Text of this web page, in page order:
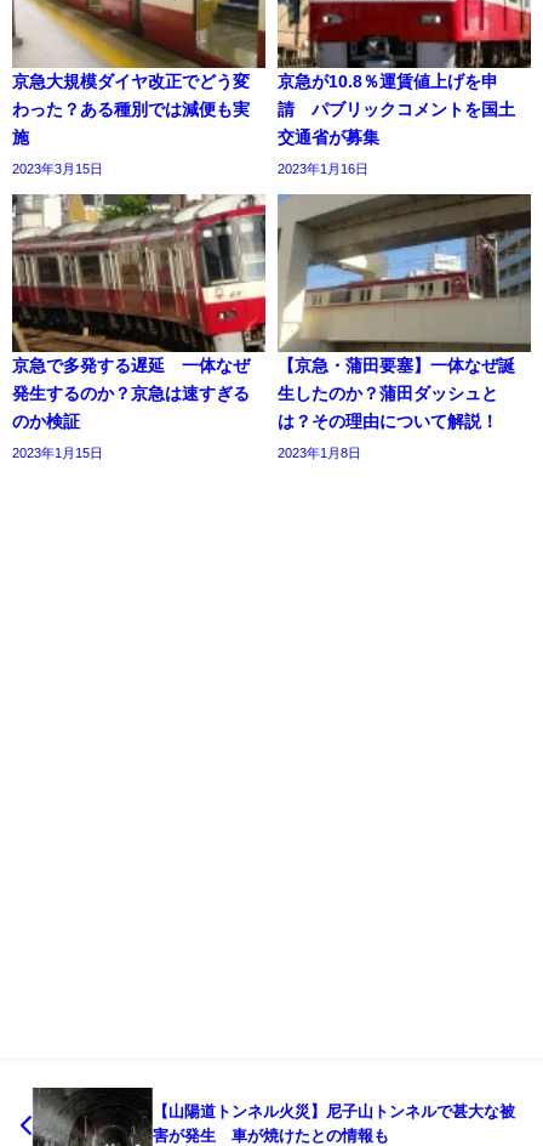
京急大規模ダイヤ改正でどう変
わった？ある種別では減便も実
施
2023年3月15日
京急が10.8％運賃値上げを申
請 パブリックコメントを国土
交通省が募集
2023年1月16日
京急で多発する遅延 一体なぜ
発生するのか？京急は速すぎる
のか検証
2023年1月15日
【京急・蒲田要塞】一体なぜ誕
生したのか？蒲田ダッシュと
は？その理由について解説！
2023年1月8日
【山陽道トンネル火災】尼子山トンネルで甚大な被
害が発生 車が焼けたとの情報も